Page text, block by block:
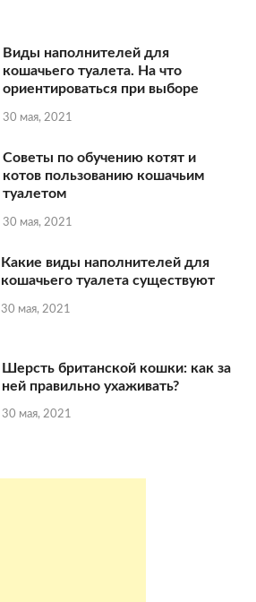
Виды наполнителей для
кошачьего туалета. На что
ориентироваться при выборе
30 мая, 2021
Советы по обучению котят и
котов пользованию кошачьим
туалетом
30 мая, 2021
Какие виды наполнителей для
кошачьего туалета существуют
30 мая, 2021
Шерсть британской кошки: как за
ней правильно ухаживать?
30 мая, 2021